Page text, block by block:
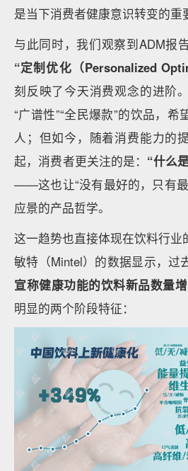
是当下消费者健康意识转变的重
与此同时，我们观察到ADM报
“定制优化（Personalized
刻反映了今天消费观念的进阶
“广谱性”“全民爆款”的饮品，
人；但如今，随着消费能力的
起，消费者更关注的是： “什么
——这也让“没有最好的，只有
应景的产品哲学。
这一趋势也直接体现在饮料行业
敏特（Mintel）的数据显示，过
宣称健康功能的饮料新品数量
明显的两个阶段特征：